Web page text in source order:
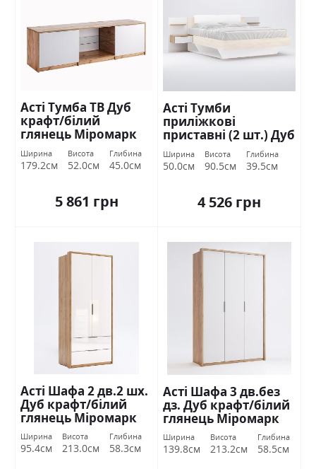
Асті Тумба ТВ Дуб
крафт/білий
глянець Міромарк
Ширина
179.2см
Висота
52.0см
Глибина
45.0см
5 861 грн
Асті Тумби
приліжкові
приставні (2 шт.) Дуб
крафт/білий
глянець Міромарк
Ширина
50.0см
Висота
90.5см
Глибина
39.5см
4 526 грн
Асті Шафа 2 дв.2 шх.
Дуб крафт/білий
глянець Міромарк
Ширина
95.4см
Висота
213.0см
Глибина
58.3см
Асті Шафа 3 дв.без
дз. Дуб крафт/білий
глянець Міромарк
Ширина
139.8см
Висота
213.2см
Глибина
58.5см